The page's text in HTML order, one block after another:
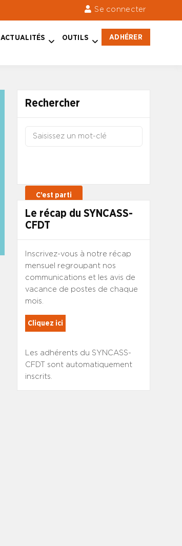
Se connecter
ACTUALITÉS OUTILS ADHÉRER
Rechercher
Le récap du SYNCASS-
CFDT
Inscrivez-vous à notre récap
mensuel regroupant nos
communications et les avis de
vacance de postes de chaque
mois.
Cliquez ici
Les adhérents du SYNCASS-
CFDT sont automatiquement
inscrits.